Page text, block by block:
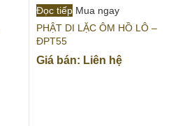
Đọc tiếp Mua ngay
PHẬT DI LẶC ÔM HỒ LÔ –
ĐPT55
Giá bán: Liên hệ